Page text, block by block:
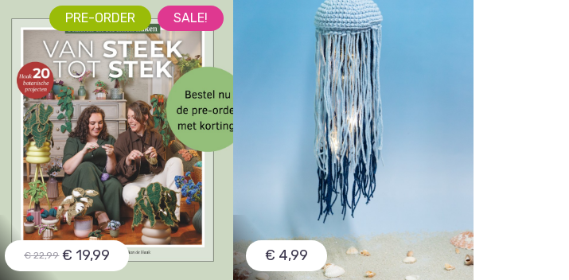
PRE-ORDER SALE!
€ 22,99 € 19,99 € 4,99